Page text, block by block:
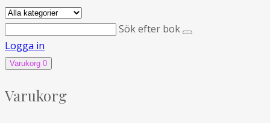
Sök efter bok
Logga in
Varukorg 0
Varukorg